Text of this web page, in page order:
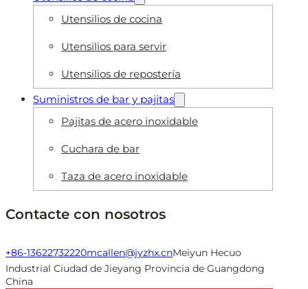
Utensilios de cocina
Utensilios para servir
Utensilios de repostería
Suministros de bar y pajitas
Pajitas de acero inoxidable
Cuchara de bar
Taza de acero inoxidable
Contacte con nosotros
+86-13622732220mcallen@jyzhx.cnMeiyun Hecuo
Industrial Ciudad de Jieyang Provincia de Guangdong
China